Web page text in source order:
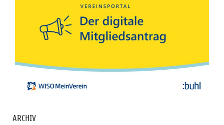
ARCHIV